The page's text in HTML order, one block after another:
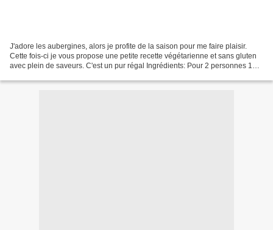
J'adore les aubergines, alors je profite de la saison pour me faire plaisir.
Cette fois-ci je vous propose une petite recette végétarienne et sans gluten
avec plein de saveurs. C'est un pur régal Ingrédients: Pour 2 personnes 1